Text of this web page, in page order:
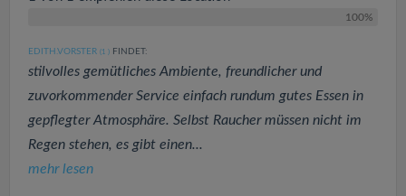
100%
EDITH.VORSTER (1 ) FINDET:
stilvolles gemütliches Ambiente, freundlicher und
zuvorkommender Service einfach rundum gutes Essen in
gepflegter Atmosphäre. Selbst Raucher müssen nicht im
Regen stehen, es gibt einen...
mehr lesen